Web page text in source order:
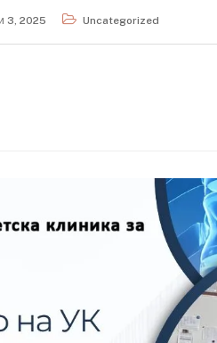
3, 2025 Uncategorized